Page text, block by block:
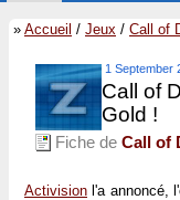
» Accueil / Jeux / Call of
1 September
Call of
Gold !
Fiche de Call of
Activision l'a annoncé,